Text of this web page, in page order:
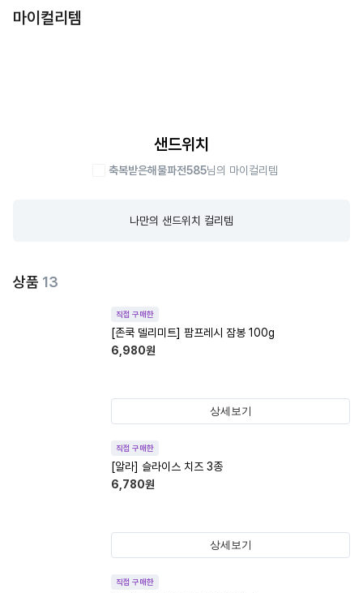
마이컬리템
샌드위치
축복받은해물파전585님의 마이컬리템
나만의 샌드위치 컬리템
상품 13
직접 구매한
[존쿡 델리미트] 팜프레시 잠봉 100g
6,980원
상세보기
직접 구매한
[알라] 슬라이스 치즈 3종
6,780원
상세보기
직접 구매한